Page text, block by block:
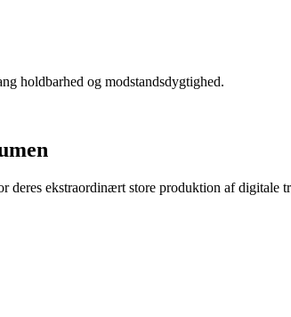
holdbarhed og modstandsdygtighed.
deres ekstraordinært store produktion af digitale